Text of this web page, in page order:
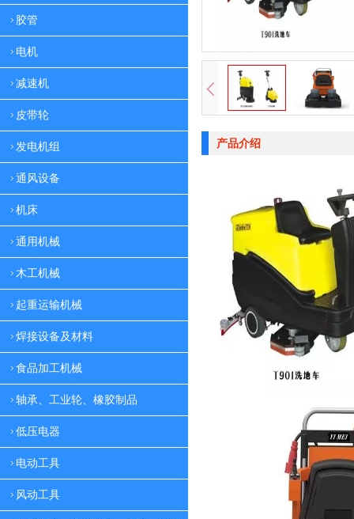
胶管
电机
减速机
皮带轮
发电机组
通风设备
机床
通用机械
木工机械
起重运输机械
焊接设备及材料
食品加工机械
轴承、工业轮、橡胶制品
低压电器
电动工具
风动工具
产品介绍